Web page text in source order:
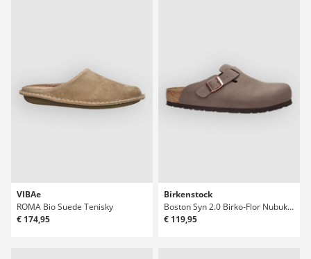
VIBAe
ROMA Bio Suede Tenisky
€ 174,95
Birkenstock
Boston Syn 2.0 Birko-Flor Nubuk Sandály
€ 119,95